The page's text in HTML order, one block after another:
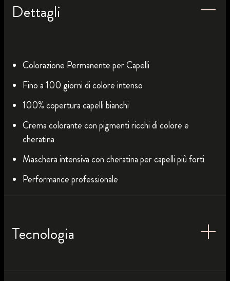
Dettagli
Colorazione Permanente per Capelli
Fino a 100 giorni di colore intenso
100% copertura capelli bianchi
Crema colorante con pigmenti ricchi di colore e
cheratina
Maschera intensiva con cheratina per capelli più forti
Performance professionale
Tecnologia